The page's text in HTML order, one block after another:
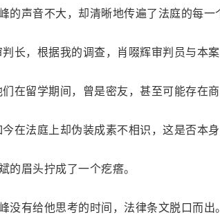
的声音不大，却清晰地传遍了法庭的每一
判长，根据我的调查，肖啜辉审判员与本
们在留学期间，曾是密友，甚至可能存在
今在法庭上却伪装成素不相识，这是否本
的眉头拧成了一个疙瘩。
没有给他思考的时间，法律条文脱口而出。